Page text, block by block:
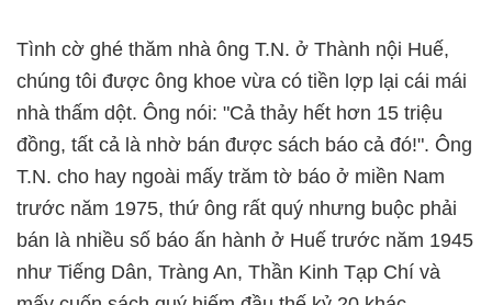
Tình cờ ghé thăm nhà ông T.N. ở Thành nội Huế,
chúng tôi được ông khoe vừa có tiền lợp lại cái mái
nhà thấm dột. Ông nói: "Cả thảy hết hơn 15 triệu
đồng, tất cả là nhờ bán được sách báo cả đó!". Ông
T.N. cho hay ngoài mấy trăm tờ báo ở miền Nam
trước năm 1975, thứ ông rất quý nhưng buộc phải
bán là nhiều số báo ấn hành ở Huế trước năm 1945
như Tiếng Dân, Tràng An, Thần Kinh Tạp Chí và